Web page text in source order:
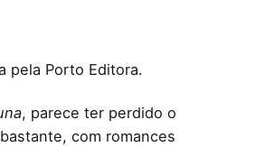
pela Porto Editora.
, parece ter perdido o
com romances